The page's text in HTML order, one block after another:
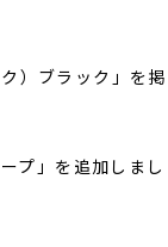
）ブラック」を掲
プ」を追加しまし